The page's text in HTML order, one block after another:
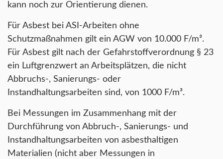
kann noch zur Orientierung dienen.
Für Asbest bei ASI-Arbeiten ohne
Schutzmaßnahmen gilt ein AGW von 10.000 F/m³.
Für Asbest gilt nach der Gefahrstoffverordnung § 23
ein Luftgrenzwert an Arbeitsplätzen, die nicht
Abbruchs-, Sanierungs- oder
Instandhaltungsarbeiten sind, von 1000 F/m³.
Bei Messungen im Zusammenhang mit der
Durchführung von Abbruch-, Sanierungs- und
Instandhaltungsarbeiten von asbesthaltigen
Materialien (nicht aber Messungen in